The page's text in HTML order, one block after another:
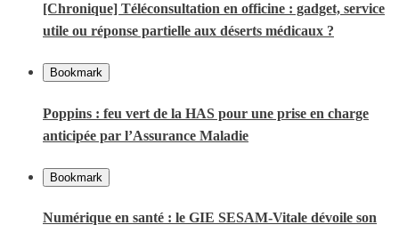
[Chronique] Téléconsultation en officine : gadget, service
utile ou réponse partielle aux déserts médicaux ?
Bookmark
Poppins : feu vert de la HAS pour une prise en charge
anticipée par l’Assurance Maladie
Bookmark
Numérique en santé : le GIE SESAM-Vitale dévoile son